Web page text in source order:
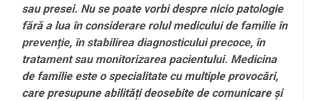
sau presei. Nu se poate vorbi despre nicio patologie
fără a lua în considerare rolul medicului de familie în
prevenție, în stabilirea diagnosticului precoce, în
tratament sau monitorizarea pacientului. Medicina
de familie este o specialitate cu multiple provocări,
care presupune abilități deosebite de comunicare și